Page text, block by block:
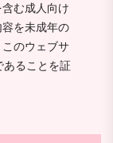
む成人向け
を未成年の
のウェブサ
あることを証